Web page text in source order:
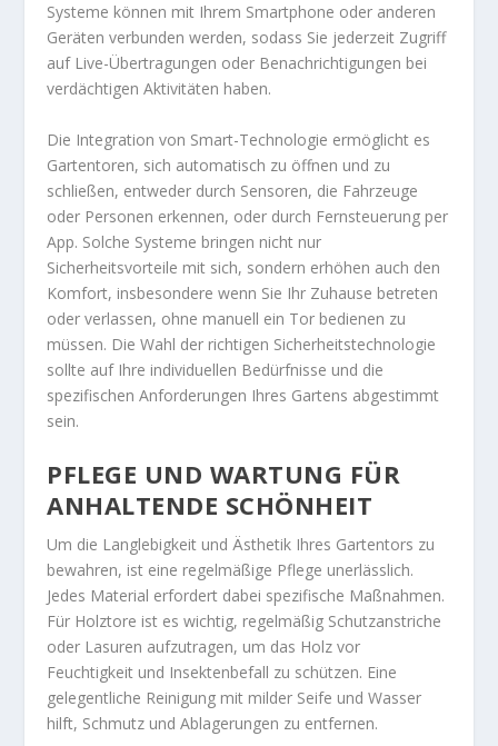
Systeme können mit Ihrem Smartphone oder anderen
Geräten verbunden werden, sodass Sie jederzeit Zugriff
auf Live-Übertragungen oder Benachrichtigungen bei
verdächtigen Aktivitäten haben.
Die Integration von Smart-Technologie ermöglicht es
Gartentoren, sich automatisch zu öffnen und zu
schließen, entweder durch Sensoren, die Fahrzeuge
oder Personen erkennen, oder durch Fernsteuerung per
App. Solche Systeme bringen nicht nur
Sicherheitsvorteile mit sich, sondern erhöhen auch den
Komfort, insbesondere wenn Sie Ihr Zuhause betreten
oder verlassen, ohne manuell ein Tor bedienen zu
müssen. Die Wahl der richtigen Sicherheitstechnologie
sollte auf Ihre individuellen Bedürfnisse und die
spezifischen Anforderungen Ihres Gartens abgestimmt
sein.
PFLEGE UND WARTUNG FÜR
ANHALTENDE SCHÖNHEIT
Um die Langlebigkeit und Ästhetik Ihres Gartentors zu
bewahren, ist eine regelmäßige Pflege unerlässlich.
Jedes Material erfordert dabei spezifische Maßnahmen.
Für Holztore ist es wichtig, regelmäßig Schutzanstriche
oder Lasuren aufzutragen, um das Holz vor
Feuchtigkeit und Insektenbefall zu schützen. Eine
gelegentliche Reinigung mit milder Seife und Wasser
hilft, Schmutz und Ablagerungen zu entfernen.